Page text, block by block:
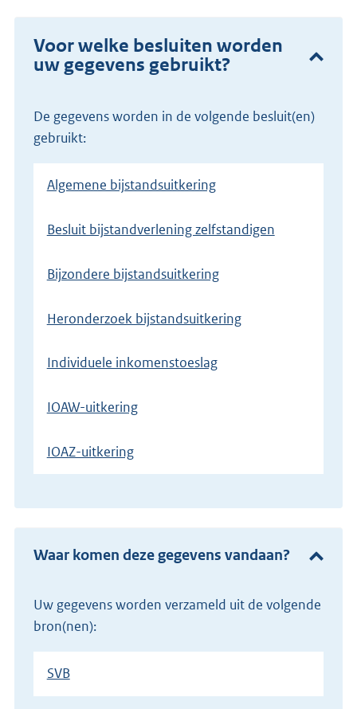
Voor welke besluiten worden
uw gegevens gebruikt?
De gegevens worden in de volgende besluit(en)
gebruikt:
Algemene bijstandsuitkering
Besluit bijstandverlening zelfstandigen
Bijzondere bijstandsuitkering
Heronderzoek bijstandsuitkering
Individuele inkomenstoeslag
IOAW-uitkering
IOAZ-uitkering
Waar komen deze gegevens vandaan?
Uw gegevens worden verzameld uit de volgende
bron(nen):
SVB